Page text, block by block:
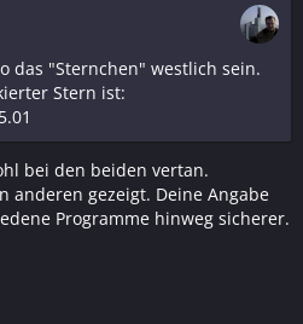
das "Sternchen" westlich sein.
Stern ist:
bei den beiden vertan.
anderen gezeigt. Deine Angabe
Programme hinweg sicherer.